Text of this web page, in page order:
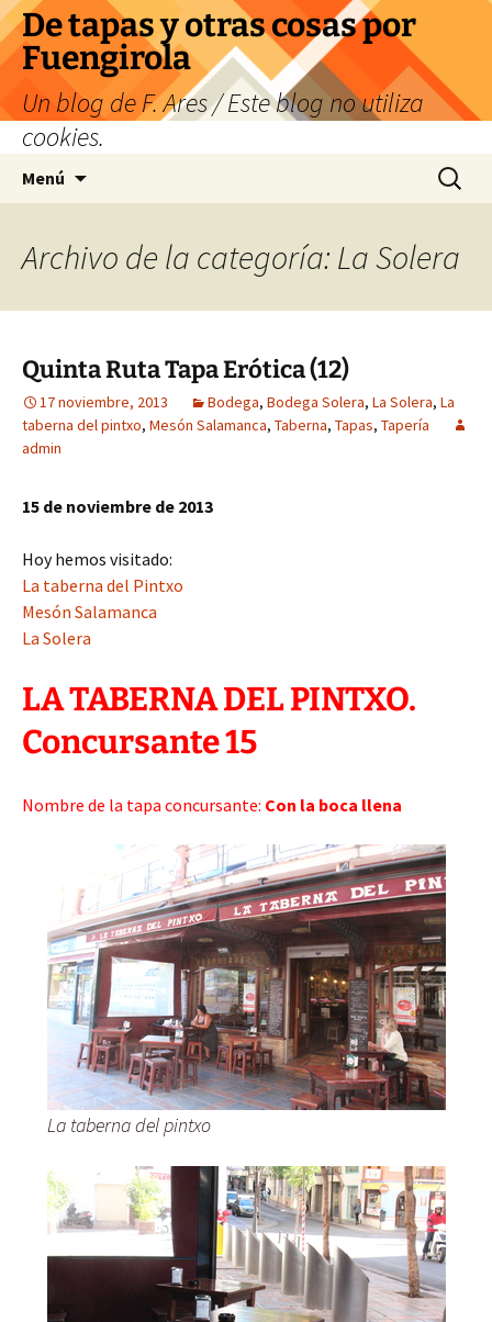
Saltar
al
contenido
De tapas y otras cosas por
Fuengirola
Un blog de F. Ares / Este blog no utiliza
cookies.
Menú Buscar:
Archivo de la categoría: La Solera
Quinta Ruta Tapa Erótica (12)
17 noviembre, 2013 Bodega, Bodega Solera, La Solera, La
taberna del pintxo, Mesón Salamanca, Taberna, Tapas, Tapería
admin
15 de noviembre de 2013
Hoy hemos visitado:
La taberna del Pintxo
Mesón Salamanca
La Solera
LA TABERNA DEL PINTXO.
Concursante 15
Nombre de la tapa concursante: Con la boca llena
La taberna del pintxo